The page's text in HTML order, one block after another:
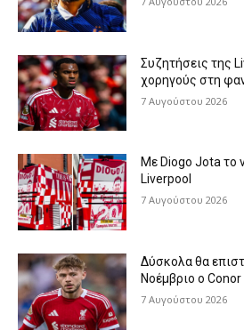
Συζητήσεις της
χορηγούς στη
7 Αυγούστου 2026
Με Diogo Jota το
Liverpool
7 Αυγούστου 2026
Δύσκολα θα
Νοέμβριο ο
7 Αυγούστου 2026